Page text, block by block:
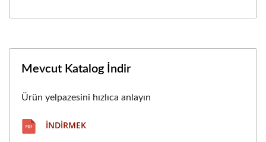
Mevcut Katalog İndir
Ürün yelpazesini hızlıca anlayın
İNDIRMEK